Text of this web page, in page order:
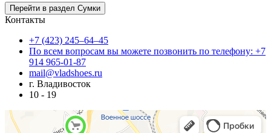
Контакты
+7 (423) 245–64–45
По всем вопросам вы можете позвонить по телефону: +7
914 965-01-87
mail@vladshoes.ru
г. Владивосток
10 - 19